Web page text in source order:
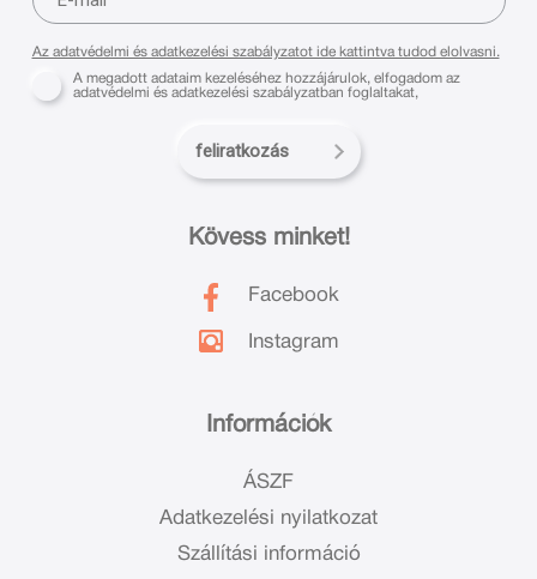
Információk
ÁSZF
Adatkezelési nyilatkozat
Szállítási információ
Kövess minket!
Facebook
Instagram
Az adatvédelmi és adatkezelési szabályzatot ide kattintva tudod elolvasni.
A megadott adataim kezeléséhez hozzájárulok, elfogadom az
adatvédelmi és adatkezelési szabályzatban foglaltakat,
feliratkozás